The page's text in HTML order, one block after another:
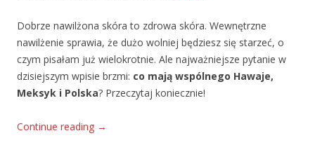
Dobrze nawilżona skóra to zdrowa skóra. Wewnętrzne
nawilżenie sprawia, że dużo wolniej będziesz się starzeć, o
czym pisałam już wielokrotnie. Ale najważniejsze pytanie w
dzisiejszym wpisie brzmi: co mają wspólnego Hawaje,
Meksyk i Polska? Przeczytaj koniecznie!
Continue reading →